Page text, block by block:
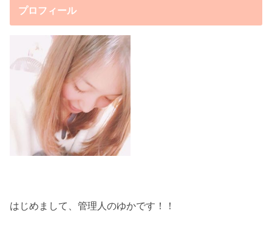
プロフィール
はじめまして、管理人のゆかです！！